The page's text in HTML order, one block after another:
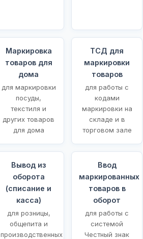
Маркировка
товаров для
дома
для маркировки
посуды,
текстиля и
других товаров
для дома
ТСД для
маркировки
товаров
для работы с
кодами
маркировки на
складе и в
торговом зале
Вывод из
оборота
(списание и
касса)
для розницы,
общепита и
производственных
Ввод
маркированных
товаров в
оборот
для работы с
системой
Честный знак